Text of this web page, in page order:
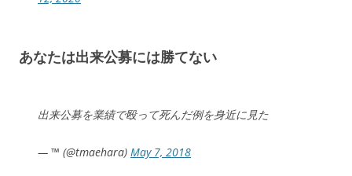
あなたは出来公募には勝てない
出来公募を業績で殴って死んだ例を身近に見た
— ™ (@tmaehara) May 7, 2018